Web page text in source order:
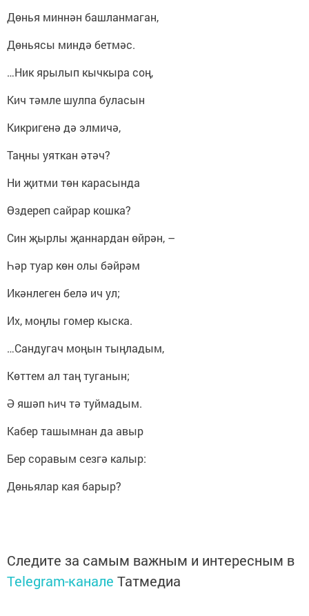
Дөнья миннән башланмаган,
Дөньясы миндә бетмәс.
…Ник ярылып кычкыра соң,
Кич тәмле шулпа буласын
Кикригенә дә элмичә,
Таңны уяткан әтәч?
Ни җитми төн карасында
Өздереп сайрар кошка?
Син җырлы җаннардан өйрән, –
Һәр туар көн олы бәйрәм
Икәнлеген белә ич ул;
Их, моңлы гомер кыска.
…Сандугач моңын тыңладым,
Көттем ал таң туганын;
Ә яшәп һич тә туймадым.
Кабер ташымнан да авыр
Бер соравым сезгә калыр:
Дөньялар кая барыр?
Следите за самым важным и интересным в
Telegram-канале Татмедиа